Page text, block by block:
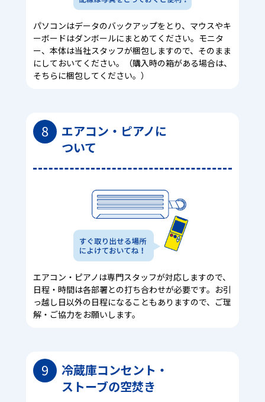
パソコンはデータのバックアップをとり、マウスやキ
ーボードはダンボールにまとめてください。モニタ
ー、本体は当社スタッフが梱包しますので、そのまま
にしておいてください。（購入時の箱がある場合は、
そちらに梱包してください。）
8
エアコン・ピアノに
ついて
エアコン・ピアノは専門スタッフが対応しますので、
日程・時間は各部署との打ち合わせが必要です。お引
っ越し日以外の日程になることもありますので、ご理
解・ご協力をお願いします。
9
冷蔵庫コンセント・
ストーブの空焚き